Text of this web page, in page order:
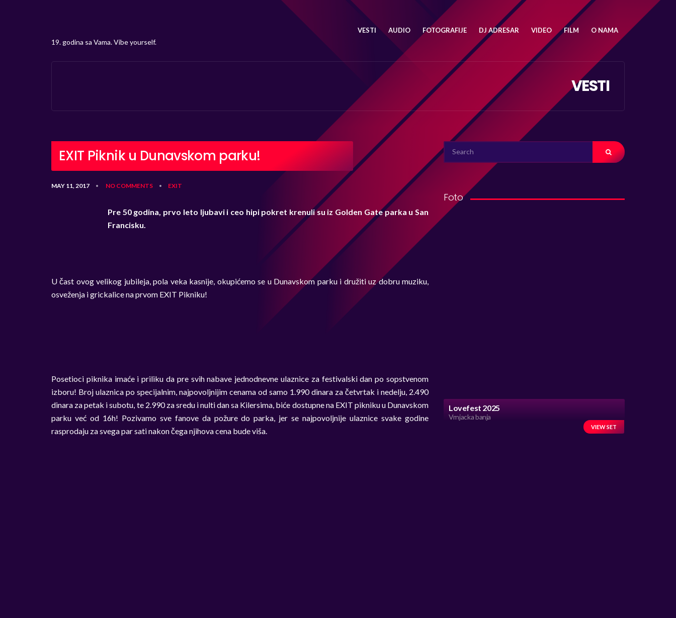
19. godina sa Vama. Vibe yourself.
VESTI AUDIO FOTOGRAFIJE DJ ADRESAR VIDEO FILM O NAMA
VESTI
EXIT Piknik u Dunavskom parku!
MAY 11, 2017 • NO COMMENTS • EXIT
Pre 50 godina, prvo leto ljubavi i ceo hipi pokret krenuli su iz Golden Gate parka u San
Francisku.
U čast ovog velikog jubileja, pola veka kasnije, okupićemo se u Dunavskom parku i družiti uz dobru muziku,
osveženja i grickalice na prvom EXIT Pikniku!
Posetioci piknika imaće i priliku da pre svih nabave jednodnevne ulaznice za festivalski dan po sopstvenom
izboru! Broj ulaznica po specijalnim, najpovoljnijim cenama od samo 1.990 dinara za četvrtak i nedelju, 2.490
dinara za petak i subotu, te 2.990 za sredu i nulti dan sa Kilersima, biće dostupne na EXIT pikniku u Dunavskom
parku već od 16h! Pozivamo sve fanove da požure do parka, jer se najpovoljnije ulaznice svake godine
rasprodaju za svega par sati nakon čega njihova cena bude viša.
SEARCH
FOR:
Foto
Lovefest 2025
Vrnjacka banja
VIEW SET